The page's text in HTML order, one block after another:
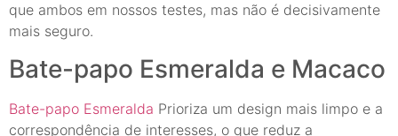
que ambos em nossos testes, mas não é decisivamente
mais seguro.
Bate-papo Esmeralda e Macaco
Bate-papo Esmeralda Prioriza um design mais limpo e a
correspondência de interesses, o que reduz a